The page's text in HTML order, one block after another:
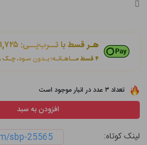
هـر قسط با تــرب‌پــی: ۲۱,۷۲۵
۴ قسط مــاهـانـه؛ بـدون سـود، چـک و ضـامـن
تعداد ۳ عدد در انبار موجود است
افزودن به سبد
لینک کوتاه: sbp-25565